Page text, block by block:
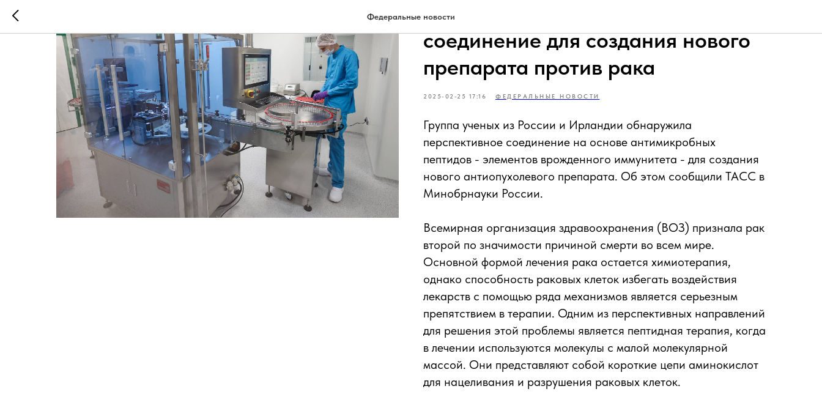
Федеральные новостиПолучено перспективное
соединение для создания нового
препарата против рака
2025-02-25 17:16 ФЕДЕРАЛЬНЫЕ НОВОСТИ
Группа ученых из России и Ирландии обнаружила
перспективное соединение на основе антимикробных
пептидов - элементов врожденного иммунитета - для создания
нового антиопухолевого препарата. Об этом сообщили ТАСС в
Минобрнауки России.
Всемирная организация здравоохранения (ВОЗ) признала рак
второй по значимости причиной смерти во всем мире.
Основной формой лечения рака остается химиотерапия,
однако способность раковых клеток избегать воздействия
лекарств с помощью ряда механизмов является серьезным
препятствием в терапии. Одним из перспективных направлений
для решения этой проблемы является пептидная терапия, когда
в лечении используются молекулы с малой молекулярной
массой. Они представляют собой короткие цепи аминокислот
для нацеливания и разрушения раковых клеток.